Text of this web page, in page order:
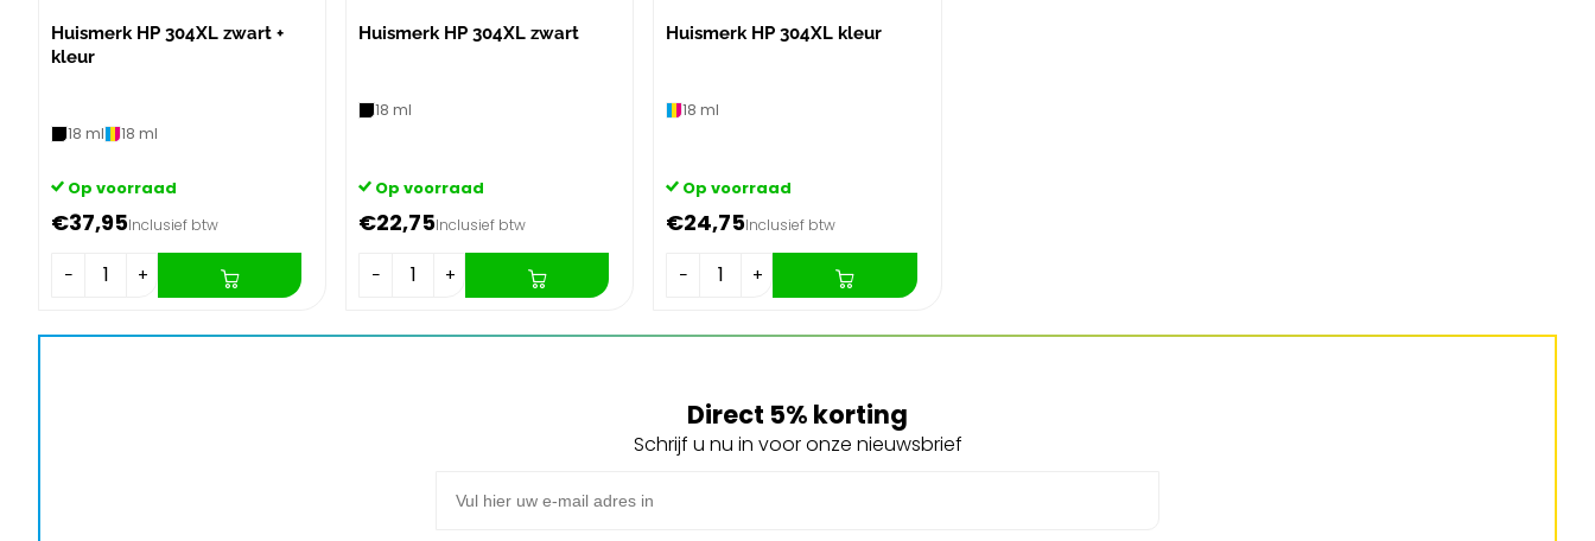
Huismerk HP 304XL zwart +
kleur
18 ml 18 ml
Op voorraad
€37,95Inclusief btw
− +
Huismerk HP 304XL zwart
18 ml
Op voorraad
€22,75Inclusief btw
− +
Huismerk HP 304XL kleur
18 ml
Op voorraad
€24,75Inclusief btw
− +
Direct 5% korting
Schrijf u nu in voor onze nieuwsbrief